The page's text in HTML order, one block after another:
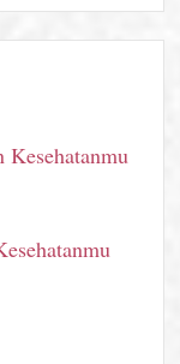
Kesehatanmu